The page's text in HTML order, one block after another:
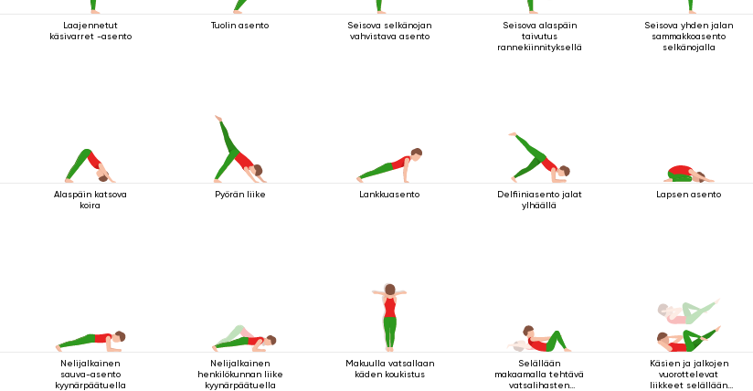
Laajennetut
käsivarret -asento
Tuolin asento
Seisova selkänojan
vahvistava asento
Seisova alaspäin
taivutus
rannekiinnityksellä
Seisova yhden jalan
sammakkoasento
selkänojalla
Alaspäin katsova
koira
Pyörän liike Lankkuasento
Delfiiniasento jalat
ylhäällä
Lapsen asento
Nelijalkainen
sauva-asento
kyynärpäätuella
Nelijalkainen
henkilökunnan liike
kyynärpäätuella
Makuulla vatsallaan
käden koukistus
Selällään
makaamalla tehtävä
vatsalihasten
Käsien ja jalkojen
vuorottelevat
liikkeet selällään